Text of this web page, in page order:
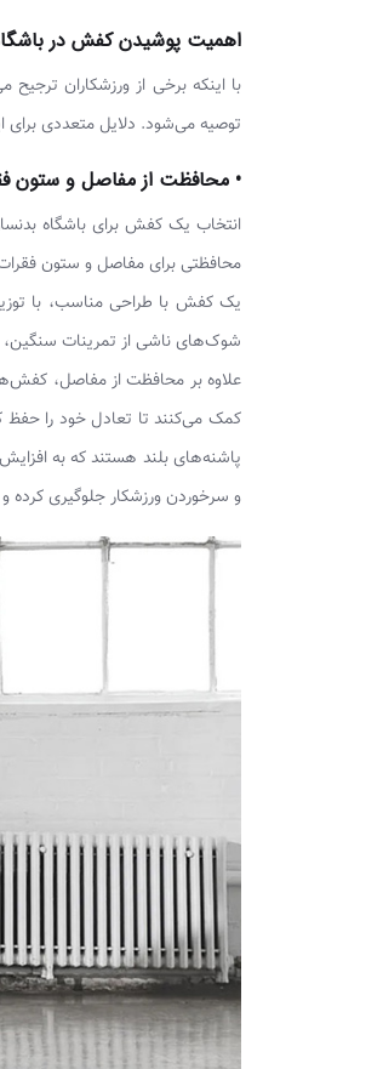
اهمیت پوشیدن کفش در
با اینکه برخی از ورزشکاران ترجیح
توصیه می‌شود. دلایل متعددی برای
• محافظت از مفاصل و ستون
انتخاب یک کفش برای باشگاه
محافظتی برای مفاصل و ستون
یک کفش با طراحی مناسب، با
شوک‌های ناشی از تمرینات
علاوه بر محافظت از مفاصل،
کمک می‌کنند تا تعادل خود را
پاشنه‌های بلند هستند که به
و سرخوردن ورزشکار جلوگیری کرده